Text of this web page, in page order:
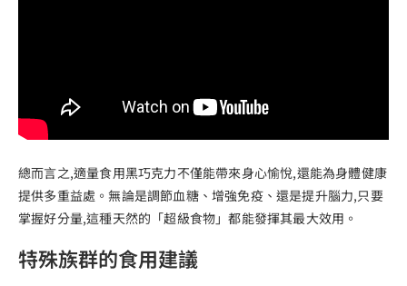
總而言之,適量食用黑巧克力不僅能帶來身心愉悅,還能為身體健康
提供多重益處。無論是調節血糖、增強免疫、還是提升腦力,只要
掌握好分量,這種天然的「超級食物」都能發揮其最大效用。
特殊族群的食用建議